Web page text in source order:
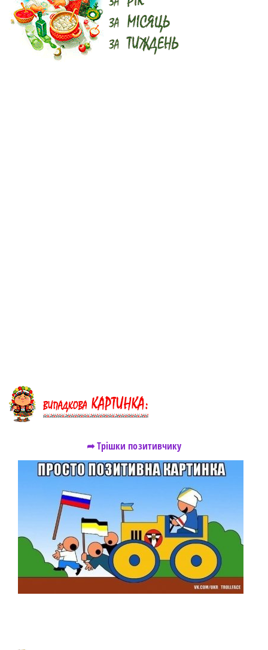
➦ Трішки позитивчику